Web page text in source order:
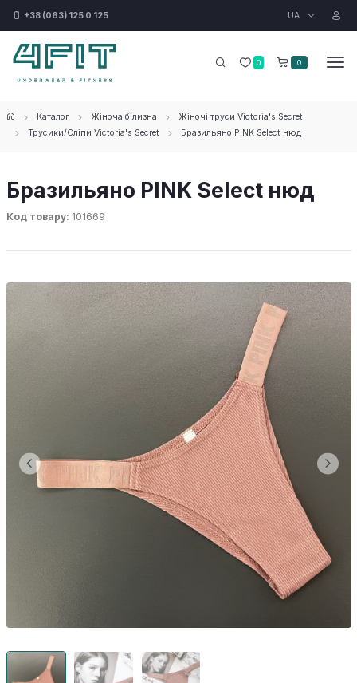
+38 (063) 125 0 125 UA
0 0
Каталог Жіноча білизна
Жіночі труси Victoria's Secret
Трусики/Сліпи Victoria's Secret
Бразильяно PINK Select нюд
Бразильяно PINK Select нюд
Код товару: 101669